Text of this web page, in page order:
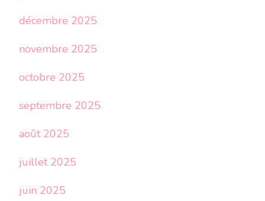
décembre 2025
novembre 2025
octobre 2025
septembre 2025
août 2025
juillet 2025
juin 2025